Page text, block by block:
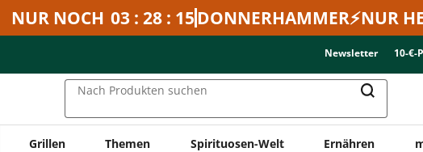
NUR NOCH 03 : 28 : 15DONNERHAMMER⚡NUR
Newsletter 10-€-
Nach Produkten suchen
Grillen Themen Spirituosen-Welt Ernähren